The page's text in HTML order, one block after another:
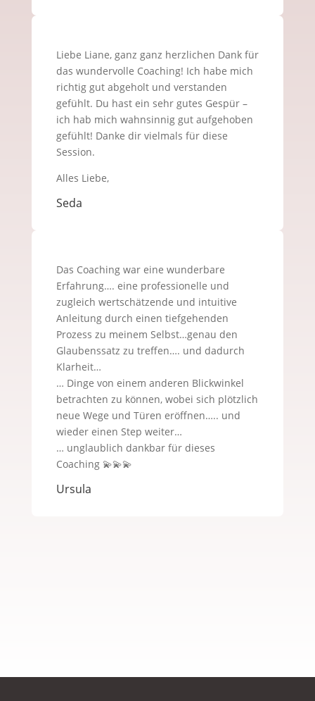
Liebe Liane, ganz ganz herzlichen Dank für
das wundervolle Coaching! Ich habe mich
richtig gut abgeholt und verstanden
gefühlt. Du hast ein sehr gutes Gespür –
ich hab mich wahnsinnig gut aufgehoben
gefühlt! Danke dir vielmals für diese
Session.
Alles Liebe,
Seda
Das Coaching war eine wunderbare
Erfahrung…. eine professionelle und
zugleich wertschätzende und intuitive
Anleitung durch einen tiefgehenden
Prozess zu meinem Selbst…genau den
Glaubenssatz zu treffen…. und dadurch
Klarheit…
… Dinge von einem anderen Blickwinkel
betrachten zu können, wobei sich plötzlich
neue Wege und Türen eröffnen….. und
wieder einen Step weiter…
… unglaublich dankbar für dieses
Coaching 💫💫💫
Ursula